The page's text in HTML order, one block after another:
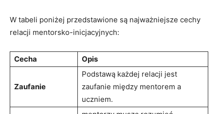
W tabeli poniżej przedstawione są najważniejsze cechy
relacji mentorsko-inicjacyjnych:
Cecha Opis
Zaufanie
Podstawą każdej relacji jest
zaufanie między mentorem a
uczniem.